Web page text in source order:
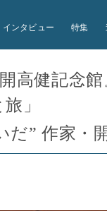
インタビュー 特集
高健記念館
」
だ” 作家・